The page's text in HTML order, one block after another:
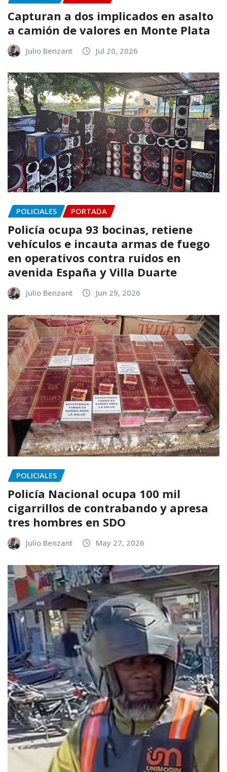
Capturan a dos implicados en asalto
a camión de valores en Monte Plata
Julio Benzant Jul 20, 2026
POLICIALES PORTADA
Policía ocupa 93 bocinas, retiene
vehículos e incauta armas de fuego
en operativos contra ruidos en
avenida España y Villa Duarte
Julio Benzant Jun 29, 2026
POLICIALES
Policía Nacional ocupa 100 mil
cigarrillos de contrabando y apresa
tres hombres en SDO
Julio Benzant May 27, 2026